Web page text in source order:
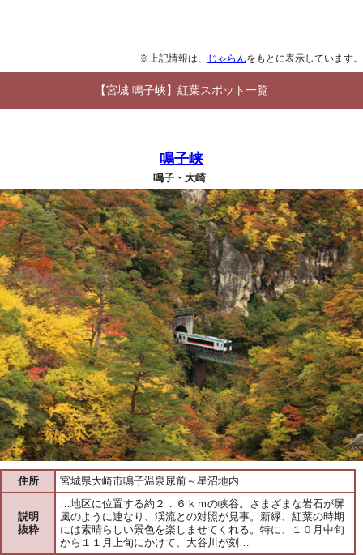
※上記情報は、 じゃらんをもとに表示しています。
【宮城 鳴子峡】紅葉スポット一覧
鳴子峡
鳴子・大崎
住所 宮城県大崎市鳴子温泉尿前～星沼地内
説明
抜粋
…地区に位置する約２．６ｋｍの峡谷。さまざまな岩石が屏
風のように連なり、渓流との対照が見事。新緑、紅葉の時期
には素晴らしい景色を楽しませてくれる。特に、１０月中旬
から１１月上旬にかけて、大谷川が刻…